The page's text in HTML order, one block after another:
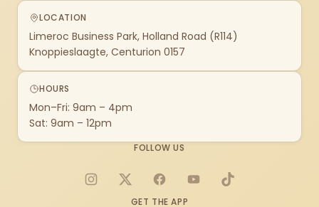
LOCATION
Limeroc Business Park, Holland Road (R114)
Knoppieslaagte, Centurion 0157
HOURS
Mon–Fri: 9am – 4pm
Sat: 9am – 12pm
FOLLOW US
Instagram
X FacebookYouTubeTikTok
GET THE APP